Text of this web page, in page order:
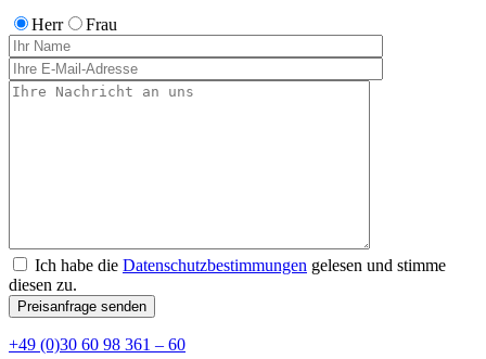
Herr Frau
Ich habe die Datenschutzbestimmungen gelesen und stimme
diesen zu.
+49 (0)30 60 98 361 – 60